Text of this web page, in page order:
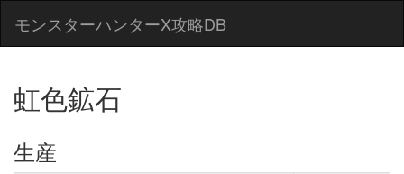
モンスターハンターX攻略DB
虹色鉱石
生産